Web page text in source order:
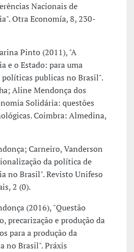
Nacionais de
Otra Economía, 8, 230-
Pinto (2011), "A
e o Estado: para uma
publicas no Brasil".
Aline Mendonça dos
Solidária: questões
Coimbra: Almedina,
Carneiro, Vanderson
da política de
no Brasil". Revisto Unifeso
2 (0).
(2016), "Questão
precarização e produção da
para a produção da
no Brasil". Práxis